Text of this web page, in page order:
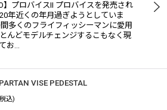
】プロバイスII プロバイスを発売され
年近くの年月過ぎようとしていま
多くのフライフィッシーマンに愛用
んどモデルチェンジするこもなく現
お…
VISE PEDESTAL
込)